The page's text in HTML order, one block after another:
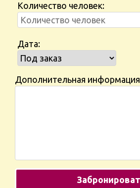
Количество человек:
Дата:
Дополнительная информация